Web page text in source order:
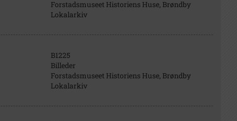
Forstadsmuseet Historiens Huse, Brøndby
Lokalarkiv
B1225
Billeder
Forstadsmuseet Historiens Huse, Brøndby
Lokalarkiv